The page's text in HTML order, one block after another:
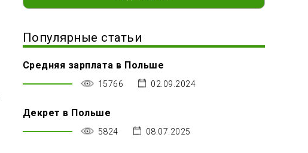
Популярные статьи
Средняя зарплата в Польше
15766 02.09.2024
Декрет в Польше
5824 08.07.2025